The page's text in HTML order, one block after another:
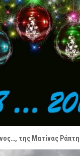
της Ματίνας